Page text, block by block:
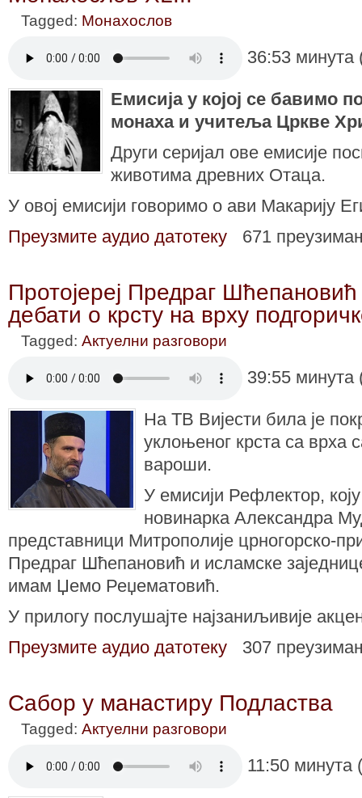
Tagged: Монахослов
36:53
Емисија у којoj се бавимо
монаха и учитеља Цркве
Други серијал ове емисије
животима древних Отаца.
У овој емисији говоримо о ави Макарију
Преузмите аудио датотеку
671
Протојереј Предраг
дебати о крсту на врху
Tagged: Актуелни разговори
39:55
На ТВ Вијести била је
уклоњеног крста са врха
вароши.
У емисији Рефлектор,
новинарка Александра
представници Митрополије црногорско-
Предраг Шћепановић и исламске
имам Џемо Реџематовић.
У прилогу послушајте најзаниљивије
Преузмите аудио датотеку
307
Сабор у манастиру Подластва
Tagged: Актуелни разговори
11:50